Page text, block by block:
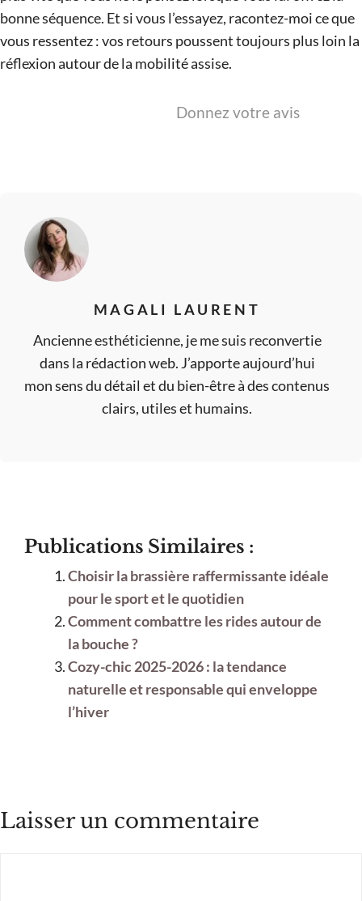
bonne séquence. Et si vous l’essayez, racontez-moi ce que
vous ressentez : vos retours poussent toujours plus loin la
réflexion autour de la mobilité assise.
Donnez votre avis
MAGALI LAURENT
Ancienne esthéticienne, je me suis reconvertie
dans la rédaction web. J’apporte aujourd’hui
mon sens du détail et du bien-être à des contenus
clairs, utiles et humains.
Publications Similaires :
Choisir la brassière raffermissante idéale
pour le sport et le quotidien
Comment combattre les rides autour de
la bouche ?
Cozy-chic 2025-2026 : la tendance
naturelle et responsable qui enveloppe
l’hiver
Laisser un commentaire